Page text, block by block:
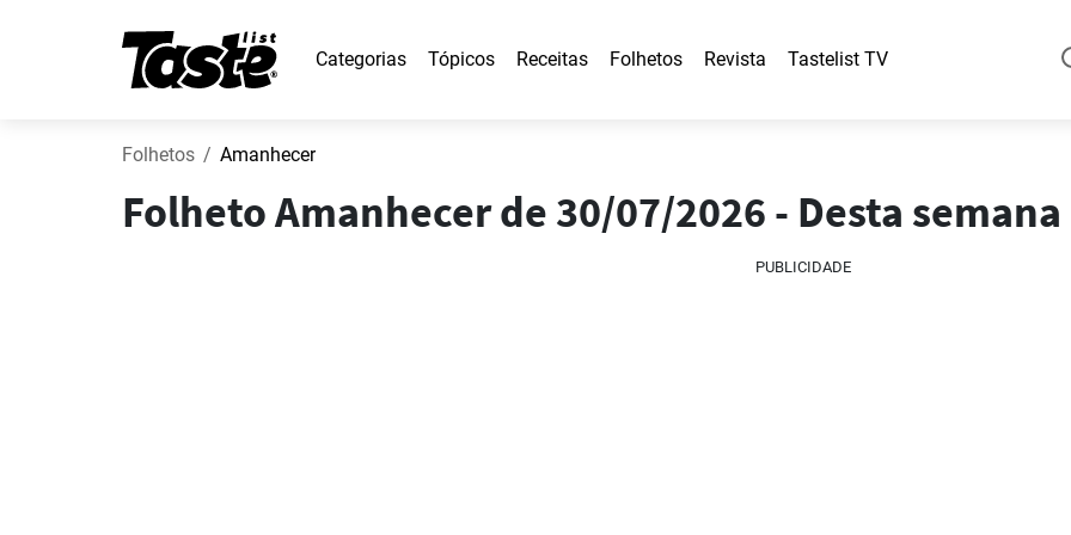
Categorias Tópicos Receitas Folhetos Revista Tastelist TV
Folhetos Amanhecer
Folheto Amanhecer de 30/07/2026 - Desta semana
PUBLICIDADE